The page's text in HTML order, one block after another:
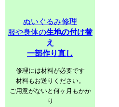
ぬいぐるみ修理
服や身体の生地の付け替
え
一部作り直し
修理には材料が必要です
材料もお送りください。
ご用意がないと何ヶ月もかか
り